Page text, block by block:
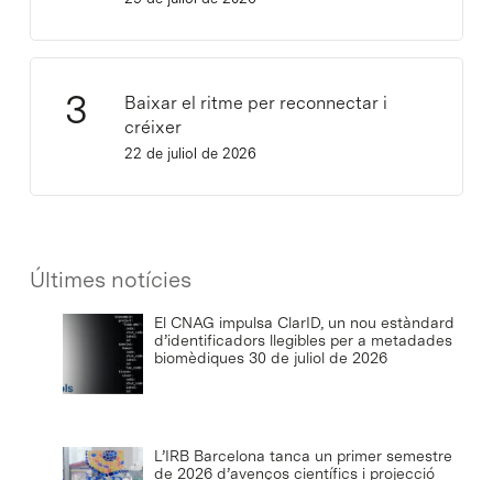
Baixar el ritme per reconnectar i
créixer
22 de juliol de 2026
Últimes notícies
El CNAG impulsa ClarID, un nou estàndard
d’identificadors llegibles per a metadades
biomèdiques 30 de juliol de 2026
L’IRB Barcelona tanca un primer semestre
de 2026 d’avenços científics i projecció